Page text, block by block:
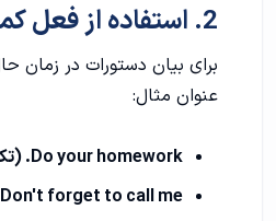
3. استفاده اشتباه از فعل کمکی "to do":
2. استفاده از فعل کمکی "to do":
عنوان مثال:
Do your homework. (تکالیفتان را انجام دهید)
Don't forget to call me. (فراموش نکنید که به من زنگ بزنید)